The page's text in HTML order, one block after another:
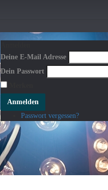
Deine E-Mail Adresse
Dein Passwort
Anmelden
Passwort vergessen?